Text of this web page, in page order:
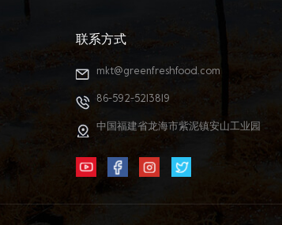
联系方式
mkt@greenfreshfood.com
86-592-5213819
中国福建省龙海市紫泥镇安山工业园